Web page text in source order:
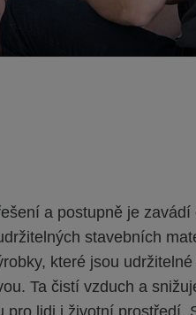
a postupně je zavádí
stavebních
které jsou
Ta čistí vzduch a
lidi i životní prostředí.